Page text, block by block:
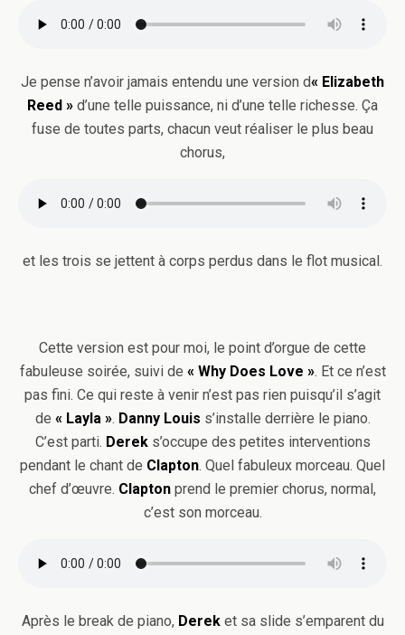
Je pense n’avoir jamais entendu une version d« Elizabeth
Reed » d’une telle puissance, ni d’une telle richesse. Ça
fuse de toutes parts, chacun veut réaliser le plus beau
chorus,
et les trois se jettent à corps perdus dans le flot musical.
Cette version est pour moi, le point d’orgue de cette
fabuleuse soirée, suivi de « Why Does Love ». Et ce n’est
pas fini. Ce qui reste à venir n’est pas rien puisqu’il s’agit
de « Layla ». Danny Louis s’installe derrière le piano.
C’est parti. Dereks’occupe des petites interventions
pendant le chant de Clapton. Quel fabuleux morceau. Quel
chef d’œuvre. Clapton prend le premier chorus, normal,
c’est son morceau.
Après le break de piano, Dereket sa slide s’emparent du